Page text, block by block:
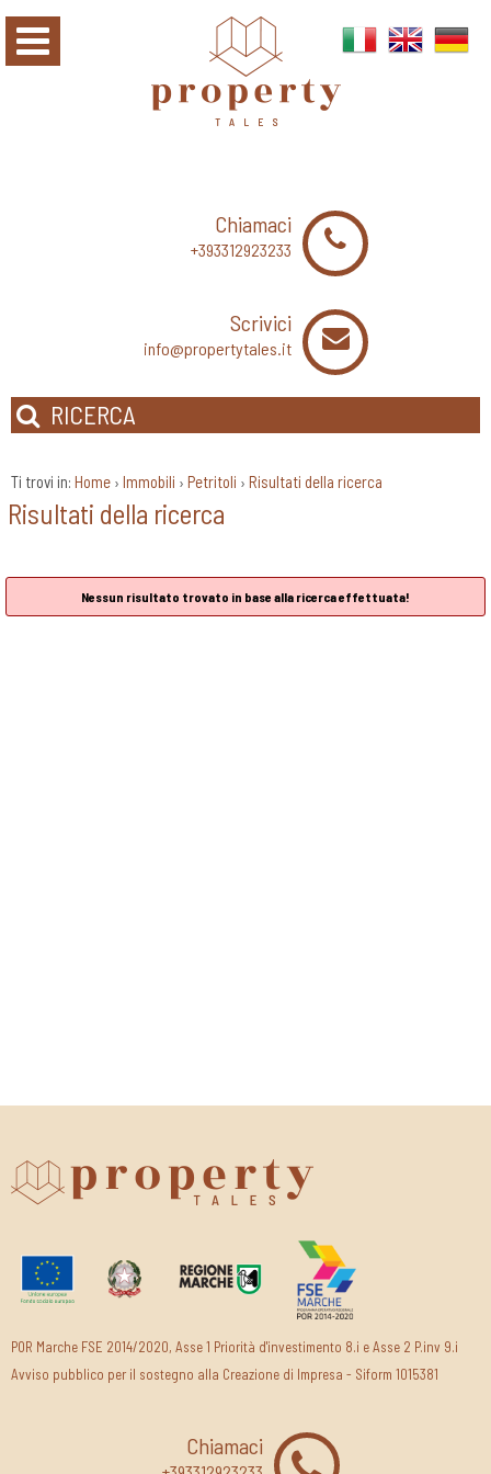
Chiamaci
+393312923233
Scrivici
info@propertytales.it
RICERCA
Ti trovi in: Home › Immobili › Petritoli › Risultati della ricerca
Risultati della ricerca
Nessun risultato trovato in base alla ricerca effettuata!
POR Marche FSE 2014/2020, Asse 1 Priorità d'investimento 8.i e Asse 2 P.inv 9.i
Avviso pubblico per il sostegno alla Creazione di Impresa - Siform 1015381
Chiamaci